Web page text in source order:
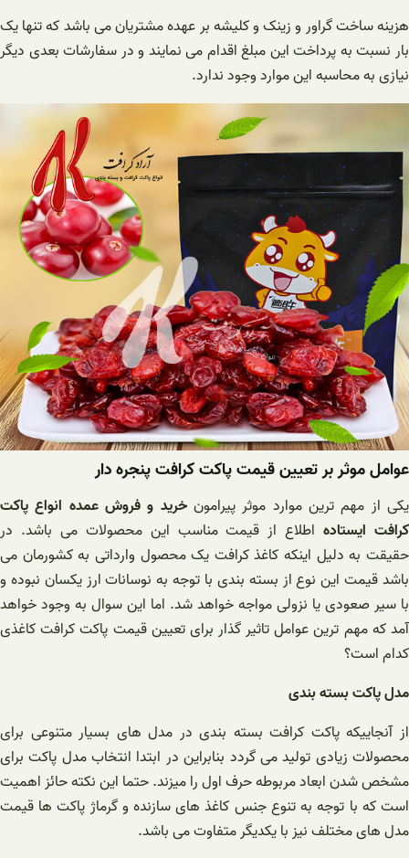
هزینه ساخت گراور و زینک و کلیشه بر عهده مشتریان می باشد که تنها یک
بار نسبت به پرداخت این مبلغ اقدام می نمایند و در سفارشات بعدی دیگر
نیازی به محاسبه این موارد وجود ندارد.
عوامل موثر بر تعیین قیمت پاکت کرافت پنجره دار
یکی از مهم ترین موارد موثر پیرامونخرید و فروش عمده انواع پاکت
کرافت ایستادهاطلاع از قیمت مناسب این محصولات می باشد. در
حقیقت به دلیل اینکه کاغذ کرافت یک محصول وارداتی به کشورمان می
باشد قیمت این نوع از بسته بندی با توجه به نوسانات ارز یکسان نبوده و
با سیر صعودی یا نزولی مواجه خواهد شد. اما این سوال به وجود خواهد
آمد که مهم ترین عوامل تاثیر گذار برای تعیین قیمت پاکت کرافت کاغذی
کدام است؟
مدل پاکت بسته بندی
از آنجاییکه پاکت کرافت بسته بندی در مدل های بسیار متنوعی برای
محصولات زیادی تولید می گردد بنابراین در ابتدا انتخاب مدل پاکت برای
مشخص شدن ابعاد مربوطه حرف اول را میزند. حتما این نکته حائز اهمیت
است که با توجه به تنوع جنس کاغذ های سازنده و گرماژ پاکت ها قیمت
مدل های مختلف نیز با یکدیگر متفاوت می باشد.